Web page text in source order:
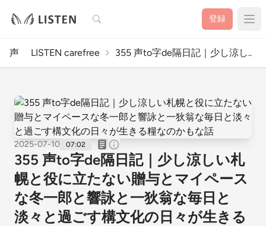
検索 登録
声 LISTEN carefree 355 声to字de隔日記｜少し涼し..
2025-07-10 07:02
355 声to字de隔日記｜少し涼しい札
幌と役に立たない贈与とマイペース
な冬一郎と響詠と一狄翁な毎日と
淡々と過ごす構文化の日々が生きる